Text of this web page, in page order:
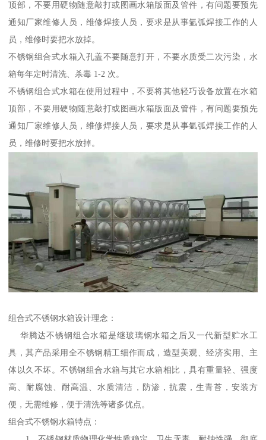
顶部，不要用硬物随意敲打或图画水箱版面及管件，有问题要预先
通知厂家维修人员，维修焊接人员，要求是从事氩弧焊接工作的人
员，维修时要把水放掉。
不锈钢组合式水箱入孔盖不要随意打开，不要水质受二次污染，水
箱每年定时清洗、杀毒 1-2 次。
不锈钢组合式水箱在使用过程中，不要将其他轻巧设备放置在水箱
顶部，不要用硬物随意敲打或图画水箱版面及管件，有问题要预先
通知厂家维修人员，维修焊接人员，要求是从事氩弧焊接工作的人
员，维修时要把水放掉。
组合式不锈钢水箱设计理念：
华腾达不锈钢组合水箱是继玻璃钢水箱之后又一代新型贮水工
具，其产品采用全不锈钢精工细作而成，造型美观、经济实用、主
体以久不坏。不锈钢组合水箱与其它水箱相比，具有重量轻、强度
高、耐腐蚀、耐高温、水质清洁，防渗，抗震，生青苔，安装方
便，无需维修，便于清洗等诸多优点。
组合式不锈钢水箱特点：